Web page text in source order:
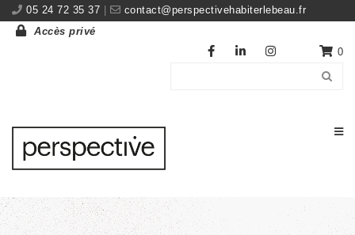
05 24 72 35 37
contact@perspectivehabiterlebeau.fr
Accès privé
0